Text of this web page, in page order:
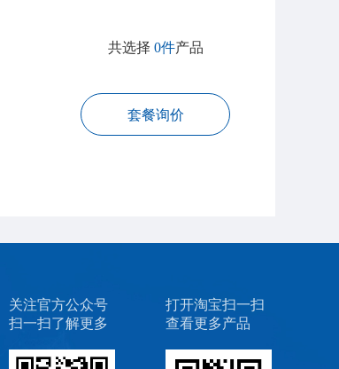
共选择 0件产品
套餐询价
关注官方公众号
扫一扫了解更多
打开淘宝扫一扫
查看更多产品